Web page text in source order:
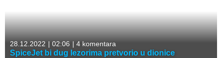
28.12.2022 | 02:06 | 4 komentara
SpiceJet bi dug lezorima pretvorio u dionice